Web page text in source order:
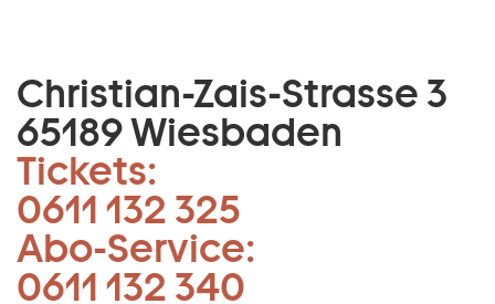
Christian-Zais-Strasse 3
65189 Wiesbaden
Tickets:
0611 132 325
Abo-Service:
0611 132 340